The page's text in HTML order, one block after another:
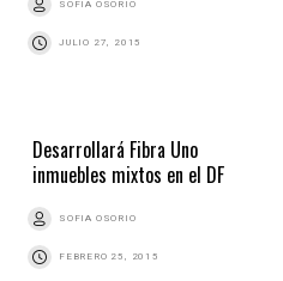
SOFIA OSORIO
JULIO 27, 2015
Desarrollará Fibra Uno
inmuebles mixtos en el DF
SOFIA OSORIO
FEBRERO 25, 2015